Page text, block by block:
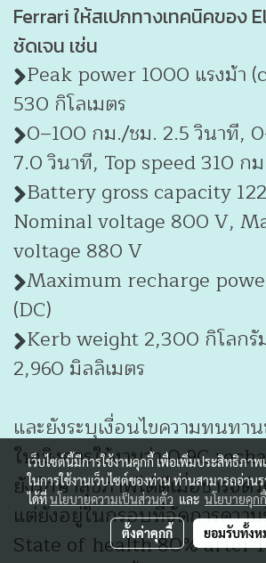
Ferrari ให้สเปกทางเทคนิคของ
ชัดเจน เช่น
Peak power 1000 แรงม้า
530 กิโลเมตร
0–100 กม./ชม. 2.5 วินาที,
7.0 วินาที, Top speed 310 ก
Battery gross capacity
Nominal voltage 800 V,
voltage 880 V
Maximum recharge
(DC)
Kerb weight 2,300 กิโลก
2,960 มิลลิเมตร
และยังระบุเงื่อนไขความทนทา
ในเชิงการใช้งานว่า 0.9C
ยังรักษาสุขภาพได้ดีเมื่อชาร์จด้
แต่ยังอยู่ในกรอบที่จัดการควา
State of health 80% after
เว็บไซต์นี้มีการใช้งานคุกกี้ เพื่อเพิ่มประสิทธิภา
ในการใช้งานเว็บไซต์ของท่าน ท่านสามารถอ่าน
ได้ที่นโยบายความเป็นส่วนตัว และ นโยบายคุกกี้
ตั้งค่าคุกกี้ ยอมรับทั้งห